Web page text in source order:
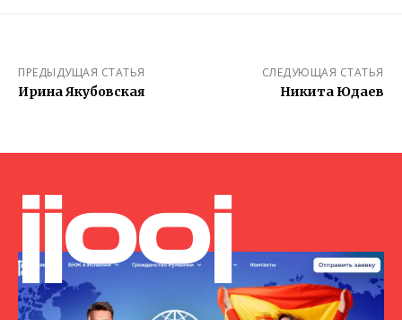
ПРЕДЫДУЩАЯ СТАТЬЯ
Ирина Якубовская
СЛЕДУЮЩАЯ СТАТЬЯ
Никита Юдаев
jjooj